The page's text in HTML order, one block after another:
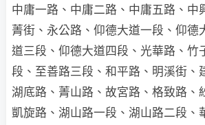
中庸一路、中庸二路、中庸五路、中
菁街、永公路、仰德大道一段、仰德
道三段、仰德大道四段、光華路、竹
段、至善路三段、和平路、明溪街、
湖底路、菁山路、故宮路、格致路、
凱旋路、湖山路一段、湖山路二段、